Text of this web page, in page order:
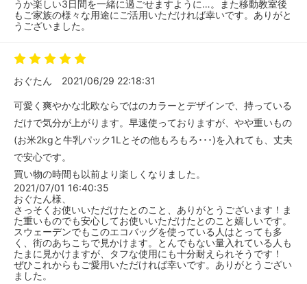
うか楽しい3日間を一緒に過ごせますように…。また移動教室後
もご家族の様々な用途にご活用いただければ幸いです。ありがと
うございました。
おぐたん 2021/06/29 22:18:31
可愛く爽やかな北欧ならではのカラーとデザインで、持っている
だけで気分が上がります。早速使っておりますが、やや重いもの
(お米2kgと牛乳パック1Lとその他もろもろ･･･)を入れても、丈夫
で安心です。
買い物の時間も以前より楽しくなりました。
2021/07/01 16:40:35
おぐたん様、
さっそくお使いいただけたとのこと、ありがとうございます！ま
た重いものでも安心してお使いいただけたとのこと嬉しいです。
スウェーデンでもこのエコバッグを使っている人はとっても多
く、街のあちこちで見かけます。とんでもない量入れている人も
たまに見かけますが、タフな使用にも十分耐えられそうです！
ぜひこれからもご愛用いただければ幸いです。ありがとうござい
ました。